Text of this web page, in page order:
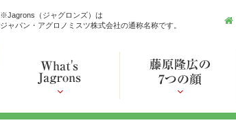
※Jagrons（ジャグロンズ）は
ジャパン・アグロノミスツ株式会社の通称名称です。